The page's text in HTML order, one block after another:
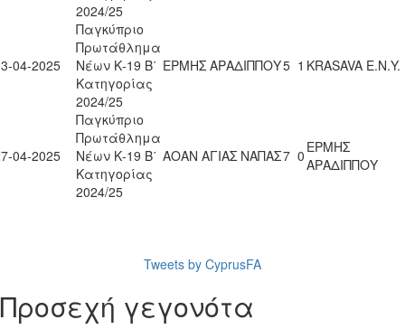
2024/25
04-2025
Παγκύπριο
Πρωτάθλημα
Νέων Κ-19 Β΄
Κατηγορίας
2024/25
ΕΡΜΗΣ ΑΡΑΔΙΠΠΟΥ5 1 KRASAVA Ε.Ν.Y.
04-2025
Παγκύπριο
Πρωτάθλημα
Νέων Κ-19 Β΄
Κατηγορίας
2024/25
ΑΟΑΝ ΑΓΙΑΣ ΝΑΠΑΣ7 0 ΕΡΜΗΣ
ΑΡΑΔΙΠΠΟΥ
Tweets by CyprusFA
Προσεχή γεγονότα